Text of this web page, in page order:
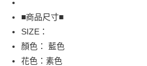
AFTEE先享後付
相關說明
【關於「AFTEE先享後付」】
AFTEE先享後付是「在收到商品之後才付
便利好安心！
運送方式
■商品尺寸■
SIZE：
顏色： 藍色
花色：素色